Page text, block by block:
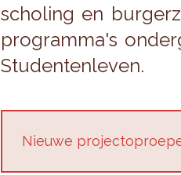
scho­ling en
pro­gram­ma's
Stu­den­ten­le­ven.
Nieu­we